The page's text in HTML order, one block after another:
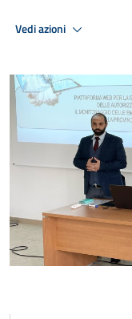
Vedi azioni